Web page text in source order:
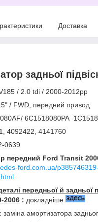
Доставка
задньої
/ 2.0 tdi / 2000-2012рр
/ FWD, передний привод
6C1518080PA
4092422, 4141760
0639
передний Ford Transit
ford.com.ua/
передньої й задньої
2006 : докладніше
амортизатора